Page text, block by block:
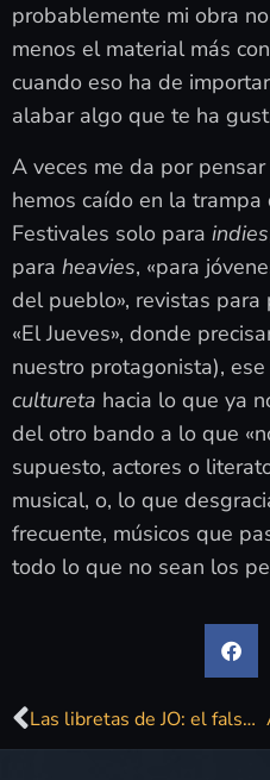
probablemente mi obra
menos el material más
cuando eso ha de
alabar algo que te ha
A veces me da por
hemos caído en la
Festivales solo para indies
para heavies, «para
del pueblo», revistas para
«El Jueves», donde
nuestro protagonista),
cultureta hacia lo que ya
del otro bando a lo que
supuesto, actores o
musical, o, lo que
frecuente, músicos que
todo lo que no sean los
Las libretas de JO: el falso «Tía Lucía»